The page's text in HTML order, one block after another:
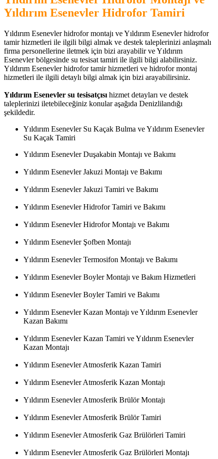
Yıldırım Esenevler Hidrofor Tamiri
Yıldırım Esenevler hidrofor montajı ve Yıldırım Esenevler hidrofor
tamir hizmetleri ile ilgili bilgi almak ve destek taleplerinizi anlaşmalı
firma personellerine iletmek için bizi arayabilir ve Yıldırım
Esenevler bölgesinde su tesisat tamiri ile ilgili bilgi alabilirsiniz.
Yıldırım Esenevler hidrofor tamir hizmetleri ve hidrofor montaj
hizmetleri ile ilgili detaylı bilgi almak için bizi arayabilirsiniz.
Yıldırım Esenevler su tesisatçısı hizmet detayları ve destek
taleplerinizi iletebileceğiniz konular aşağıda Denizlilandığı
şekildedir.
Yıldırım Esenevler Su Kaçak Bulma ve Yıldırım Esenevler
Su Kaçak Tamiri
Yıldırım Esenevler Duşakabin Montajı ve Bakımı
Yıldırım Esenevler Jakuzi Montajı ve Bakımı
Yıldırım Esenevler Jakuzi Tamiri ve Bakımı
Yıldırım Esenevler Hidrofor Tamiri ve Bakımı
Yıldırım Esenevler Hidrofor Montajı ve Bakımı
Yıldırım Esenevler Şofben Montajı
Yıldırım Esenevler Termosifon Montajı ve Bakımı
Yıldırım Esenevler Boyler Montajı ve Bakım Hizmetleri
Yıldırım Esenevler Boyler Tamiri ve Bakımı
Yıldırım Esenevler Kazan Montajı ve Yıldırım Esenevler
Kazan Bakımı
Yıldırım Esenevler Kazan Tamiri ve Yıldırım Esenevler
Kazan Montajı
Yıldırım Esenevler Atmosferik Kazan Tamiri
Yıldırım Esenevler Atmosferik Kazan Montajı
Yıldırım Esenevler Atmosferik Brülör Montajı
Yıldırım Esenevler Atmosferik Brülör Tamiri
Yıldırım Esenevler Atmosferik Gaz Brülörleri Tamiri
Yıldırım Esenevler Atmosferik Gaz Brülörleri Montajı